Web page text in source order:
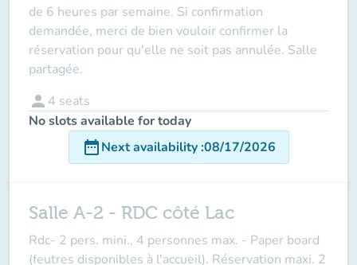
de 6 heures par semaine. Si confirmation
demandée, merci de bien vouloir confirmer la
réservation pour qu'elle ne soit pas annulée. Salle
partagée.
person 4 seats
No slots available for today
date_rangeNext availability:08/17/2026
Salle A-2 - RDC côté Lac
Rdc- 2 pers. mini., 4 personnes max. - Paper board
(feutres disponibles à l'accueil). Réservation maxi. 2